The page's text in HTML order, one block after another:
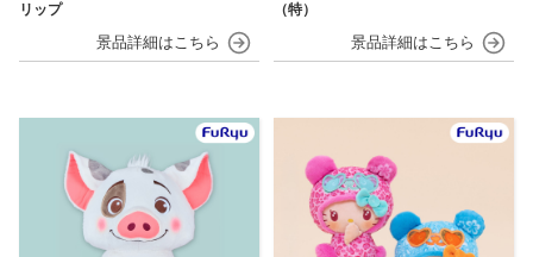
リップ
（特）